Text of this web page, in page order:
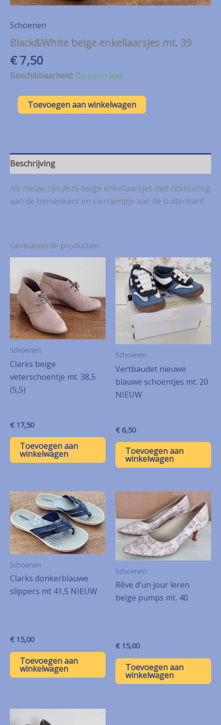
Schoenen
Black&White beige enkellaarsjes mt. 39
€7,50
Beschikbaarheid:Op voorraad
Black&White
beige
Toevoegen aan winkelwagen
Beschrijving
Als nieuw zijn deze beige enkellaarsjes met ritssluiting
aan de binnenkant en sierriempje aan de buitenkant.
Gerelateerde producten
Schoenen
Clarks beige
veterschoentje mt. 38,5
(5,5)
€ 17,50
Toevoegen aan
winkelwagen
Schoenen
Vertbaudet nieuwe
blauwe schoentjes mt. 20
NIEUW
€ 6,50
Toevoegen aan
winkelwagen
Schoenen
Clarks donkerblauwe
slippers mt 41,5 NIEUW
€ 15,00
Toevoegen aan
winkelwagen
Schoenen
Rêve d’un jour leren
beige pumps mt. 40
€ 15,00
Toevoegen aan
winkelwagen